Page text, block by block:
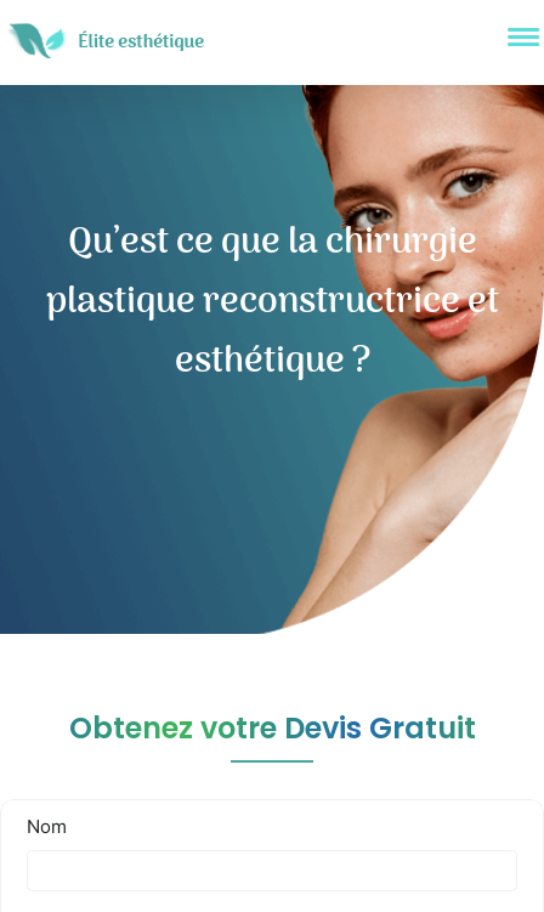
Qu’est ce que la chirurgie
plastique reconstructrice et
esthétique ?
Obtenez votre Devis Gratuit